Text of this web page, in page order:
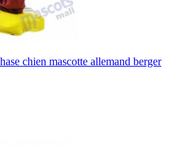
chien mascotte allemand berger